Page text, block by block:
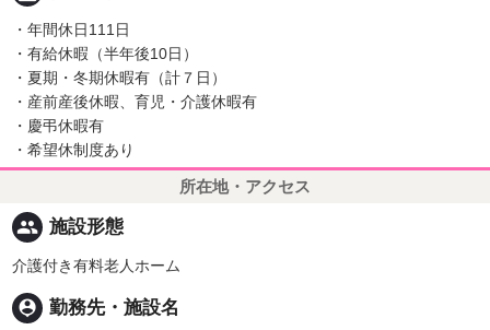
・年間休日111日
・有給休暇（半年後10日）
・夏期・冬期休暇有（計７日）
・産前産後休暇、育児・介護休暇有
・慶弔休暇有
・希望休制度あり
所在地・アクセス
people 施設形態
介護付き有料老人ホーム
person_pin 勤務先・施設名